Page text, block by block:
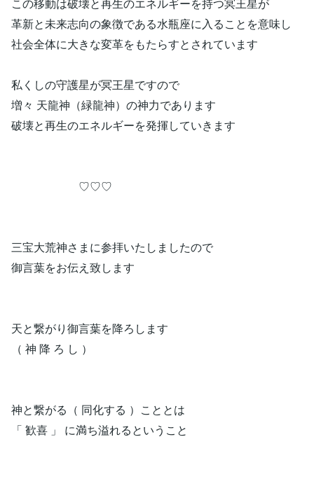
革新と未来志向の象徴である水瓶座に入ることを意味し
社会全体に大きな変革をもたらすとされています
私くしの守護星が冥王星ですので
増々 天龍神（緑龍神）の神力であります
破壊と再生のエネルギーを発揮していきます
♡♡♡
三宝大荒神さまに参拝いたしましたので
御言葉をお伝え致します
天と繋がり御言葉を降ろします
（ 神 降 ろ し ）
神と繋がる（ 同化する ）こととは
「 歓喜 」 に満ち溢れるということ